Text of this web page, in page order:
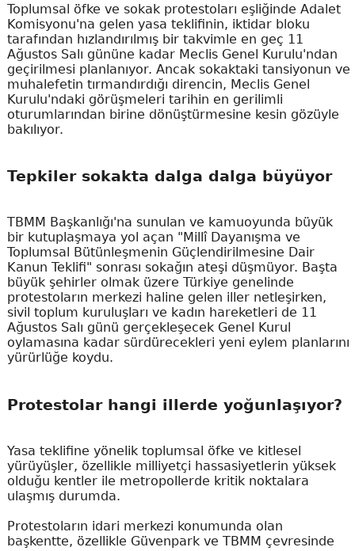
Toplumsal öfke ve sokak protestoları eşliğinde Adalet
Komisyonu'na gelen yasa teklifinin, iktidar bloku
tarafından hızlandırılmış bir takvimle en geç 11
Ağustos Salı gününe kadar Meclis Genel Kurulu'ndan
geçirilmesi planlanıyor. Ancak sokaktaki tansiyonun ve
muhalefetin tırmandırdığı direncin, Meclis Genel
Kurulu'ndaki görüşmeleri tarihin en gerilimli
oturumlarından birine dönüştürmesine kesin gözüyle
bakılıyor.
Tepkiler sokakta dalga dalga büyüyor
TBMM Başkanlığı'na sunulan ve kamuoyunda büyük
bir kutuplaşmaya yol açan "Millî Dayanışma ve
Toplumsal Bütünleşmenin Güçlendirilmesine Dair
Kanun Teklifi" sonrası sokağın ateşi düşmüyor. Başta
büyük şehirler olmak üzere Türkiye genelinde
protestoların merkezi haline gelen iller netleşirken,
sivil toplum kuruluşları ve kadın hareketleri de 11
Ağustos Salı günü gerçekleşecek Genel Kurul
oylamasına kadar sürdürecekleri yeni eylem planlarını
yürürlüğe koydu.
Protestolar hangi illerde yoğunlaşıyor?
Yasa teklifine yönelik toplumsal öfke ve kitlesel
yürüyüşler, özellikle milliyetçi hassasiyetlerin yüksek
olduğu kentler ile metropollerde kritik noktalara
ulaşmış durumda.
Protestoların idari merkezi konumunda olan
başkentte, özellikle Güvenpark ve TBMM çevresinde